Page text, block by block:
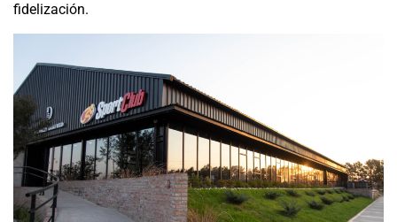
fidelización.